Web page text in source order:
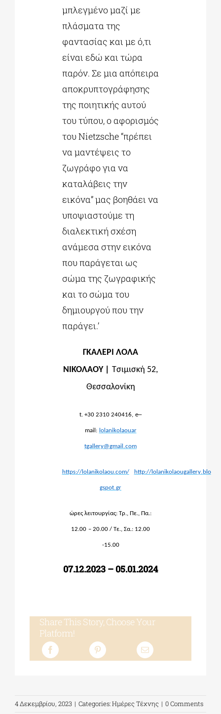
μπλεγμένο μαζί με
πλάσματα της
φαντασίας και με ό,τι
είναι εδώ και τώρα
παρόν. Σε μια απόπειρα
αποκρυπτογράφησης
της ποιητικής αυτού
του τύπου, ο αφορισμός
του Nietzsche “πρέπει
να μαντέψεις το
ζωγράφο για να
καταλάβεις την
εικόνα” μας βοηθάει να
υποψιαστούμε τη
διαλεκτική σχέση
ανάμεσα στην εικόνα
που παράγεται ως
σώμα της ζωγραφικής
και το σώμα του
δημιουργού που την
παράγει.’
ΓΚΑΛΕΡΙ ΛΟΛΑ
ΝΙΚΟΛΑΟΥ |
Τσιμισκή 52,
Θεσσαλονίκη
t. +30 2310 240416, e–
mail : lolanikolaouar
tgallery@gmail com
https://lolanikolaou.com/ http://lolanikolaougallery. blo
gspot gr
ώρες λειτουργίας: Τρ., Πε., Πα.:
12.00 – 20.00 / Τε., Σα.: 12.00
-15.00
07.12.2023 – 05.01.2024
Share This Story, Choose Your
Platform!
4 Δεκεμβρίου, 2023 | Categories:Ημέρες Τέχνης | 0 Comments